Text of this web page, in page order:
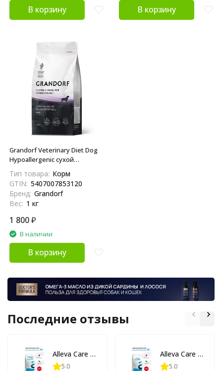
В корзину В корзину
Grandorf Veterinary Diet Dog
Hypoallergenic сухой
с пищевой аллергией или
непереносимостью - 1 кг
Тип товара: Корм
GTIN: 5407007853120
Бренд: Grandorf
Вес: 1 кг
1 800₽
В наличии
В корзину
Последние отзывы
Alleva Care Dog Allergocontrol сухой диетический корм для взрослых собак при аллергии - 2 кг
5.0
Alleva Care Dog Allergocontrol сухой диетический корм для взрослых собак при пищевой аллергии - 5 кг
5.0